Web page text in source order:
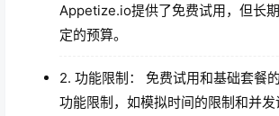
Appetize.io提供了免费试用，但长
定的预算。
2. 功能限制： 免费试用和基础套餐
功能限制，如模拟时间的限制和并